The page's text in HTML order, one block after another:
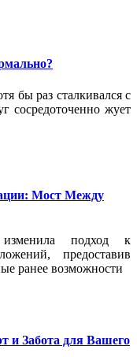
бы раз сталкивался с
сосредоточенно жует
Мост Между
изменила подход к
предоставив
ранее возможности
и Забота для Вашего